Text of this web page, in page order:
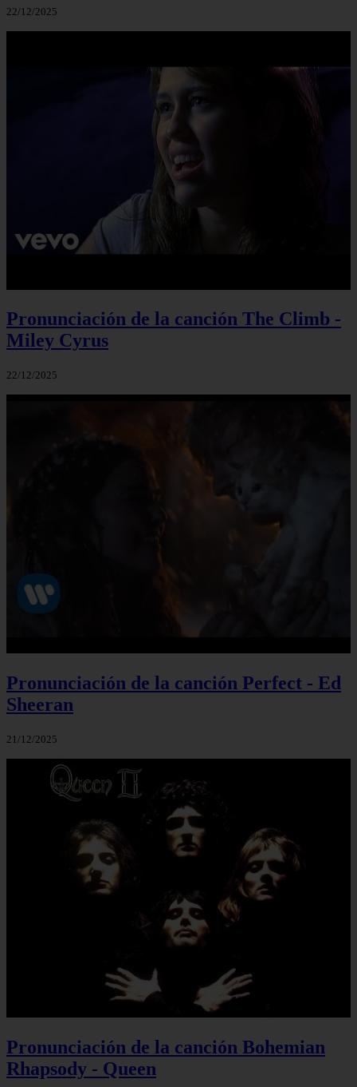
22/12/2025
Pronunciación de la canción The Climb -
Miley Cyrus
22/12/2025
Pronunciación de la canción Perfect - Ed
Sheeran
21/12/2025
Pronunciación de la canción Bohemian
Rhapsody - Queen